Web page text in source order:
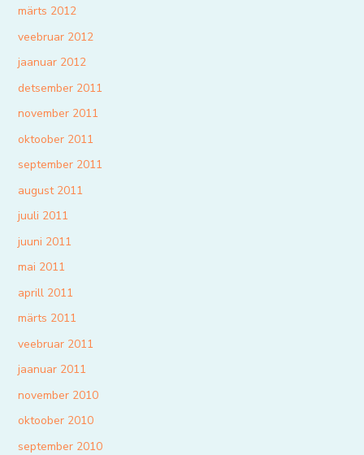
märts 2012
veebruar 2012
jaanuar 2012
detsember 2011
november 2011
oktoober 2011
september 2011
august 2011
juuli 2011
juuni 2011
mai 2011
aprill 2011
märts 2011
veebruar 2011
jaanuar 2011
november 2010
oktoober 2010
september 2010